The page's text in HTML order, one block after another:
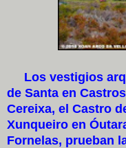
Los vestigios
de Santa en
Cereixa, el Castro
Xunqueiro en
Fornelas, prueban